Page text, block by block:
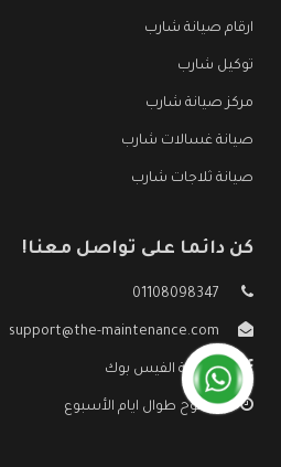
ارقام صيانة شارب
توكيل شارب
مركز صيانة شارب
صيانة غسالات شارب
صيانة ثلاجات شارب
كن دائما على تواصل معنا!
01108098347
support@the-maintenance.com
صفحة الفيس بوك
مفتوح طوال ايام الأسبوع